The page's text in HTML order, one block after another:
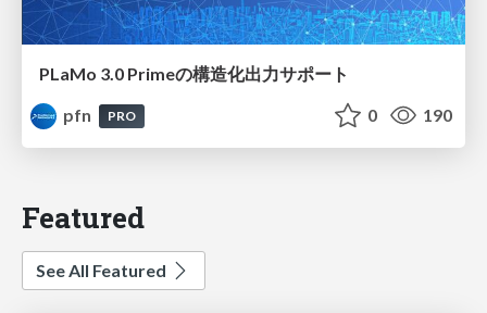
PLaMo 3.0 Primeの構造化出力サポート
pfn
PRO 0 190
Featured
See All Featured